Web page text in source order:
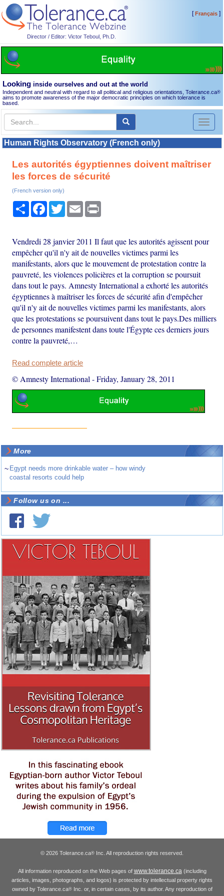
Director / Editor: Victor Teboul, Ph.D.
[Français]
Looking inside ourselves and out at the world
Independent and neutral with regard to all political and religious orientations, Tolerance.ca®
aims to promote awareness of the major democratic principles on which tolerance is
based.
Toggle
Human Rights Observatory (French only)
Les autorités égyptiennes doivent maîtriser
les forces de sécurité
(French version only)
Share Facebook
TwitterEmail
Vendredi 28 janvier 2011 Il faut que les autorités agissent pour
empêcher qu'il n'y ait de nouvelles victimes parmi les
manifestants, alors que le mouvement de protestation contre la
pauvreté, les violences policières et la corruption se poursuit
dans tout le pays. Amnesty International a exhorté les autorités
égyptiennes à maîtriser les forces de sécurité afin d'empêcher
qu'il n'y ait de nouvelles victimes parmi les manifestants, alors
que les protestations se poursuivent dans tout le pays.Des milliers
de personnes manifestent dans toute l'Égypte ces derniers jours
contre la pauvreté,…
Read complete article
© Amnesty International -Friday, January 28, 2011
More
~ Egypt needs more drinkable water – how windy
coastal resorts could help
Follow us on ...
© 2026 Tolerance.ca® Inc. All reproduction rights reserved.
All information reproduced on the Web pages of www.tolerance.ca(including
articles, images, photographs, and logos) is protected by intellectual property rights
owned by Tolerance.ca®Inc. or, in certain cases, by its author. Any reproduction of